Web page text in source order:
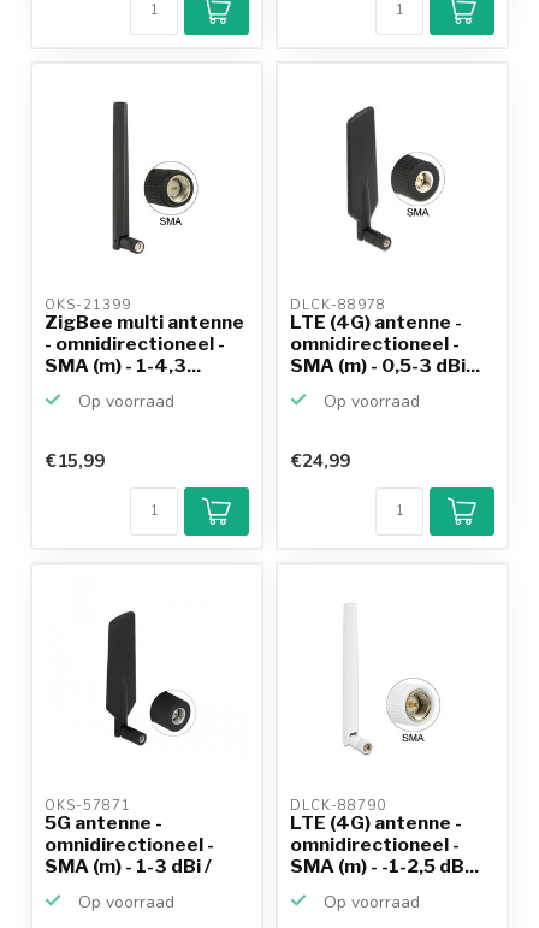
OKS-21399
ZigBee multi antenne
- omnidirectioneel -
SMA (m) - 1-4,3...
Op voorraad
€15,99
DLCK-88978
LTE (4G) antenne -
omnidirectioneel -
SMA (m) - 0,5-3 dBi...
Op voorraad
€24,99
OKS-57871
5G antenne -
omnidirectioneel -
SMA (m) - 1-3 dBi /
Op voorraad
DLCK-88790
LTE (4G) antenne -
omnidirectioneel -
SMA (m) - -1-2,5 dB...
Op voorraad